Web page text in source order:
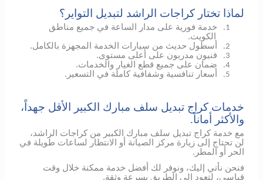
لماذا تختار كراجات الراشد لتبديل التواير؟
1.
خدمة فورية على مدار الساعة في جميع مناطق
الكويت.
2. أسطول حديث من سيارات الخدمة المجهزة بالكامل.
3. فنيون مدربون على أعلى مستوى.
4. ضمان على جميع قطع الغيار والخدمات.
5. أسعار تنافسية وشفافية كاملة في التسعير.
خدمات كراج تبديل سلف مبارك الكبير الأقل جهداً،
والأكثر أماناً.
مع خدمة كراج تبديل سلف مبارك الكبير من كراجات الراشد،
لن تحتاج إلى زيارة مركز الصيانة أو الانتظار لساعات طويلة في
الحر أو المطر.
فنحن نأتي إليك، ونوفر لك أفضل خدمة ممكنة خلال وقت
قياسي، لتعود إلى الطريق بسرعة وثقة.